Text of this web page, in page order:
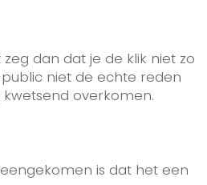
dan dat je de klik niet zo
niet de echte reden
overkomen.
is dat het een